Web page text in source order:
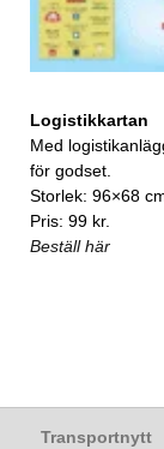
Logistikkartan
Med
för godset.
Storlek: 96×68
Pris: 99 kr.
Beställ här
Transportnytt